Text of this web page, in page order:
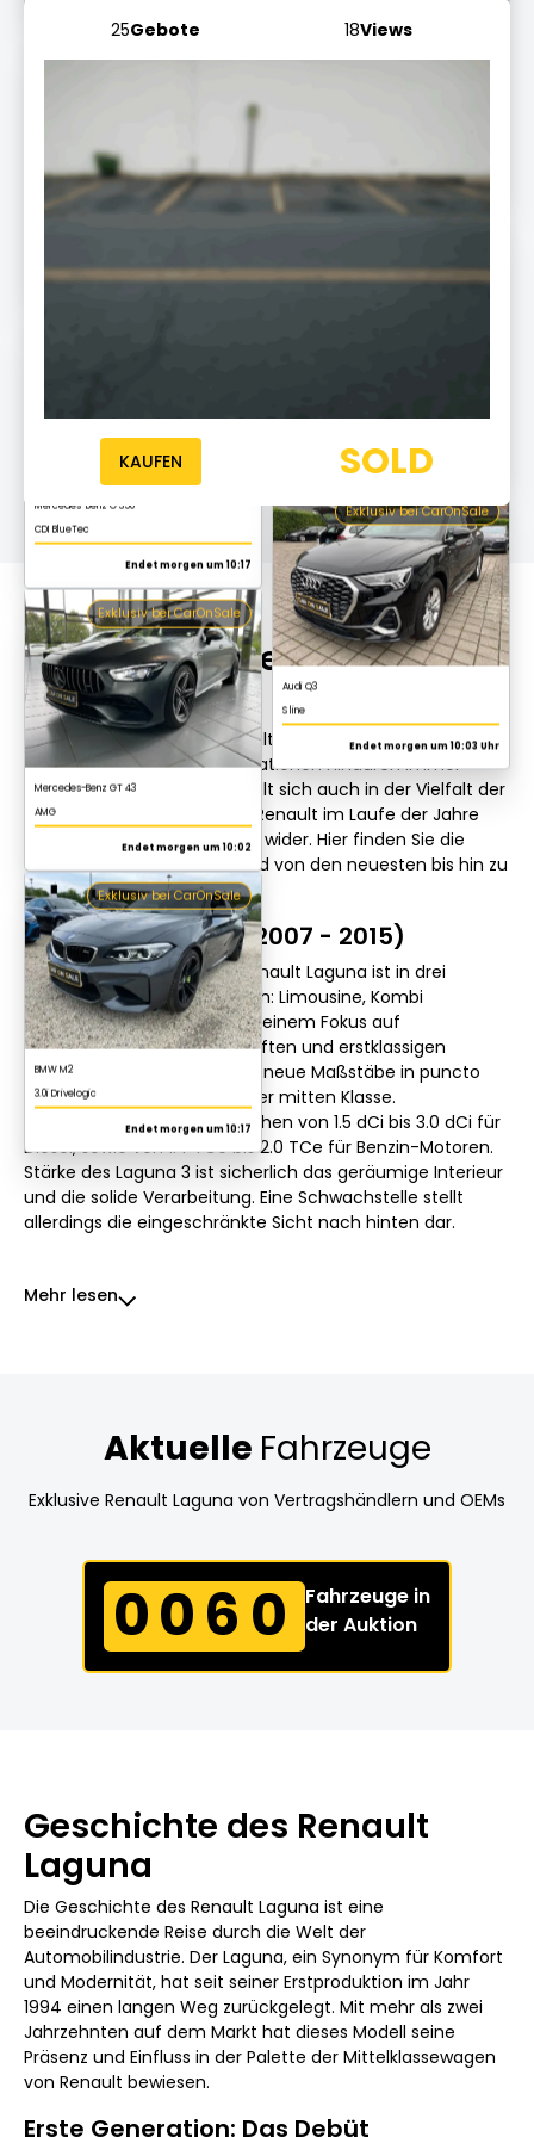
Endet morgen um 10:17
Exklusiv bei CarOnSale
Mercedes-Benz GT 43
AMG
Endet morgen um 10:02
BMW M2
3.0i Drivelogic
Endet morgen um 10:17
Endet morgen um 10:03 Uhr
Audi Q3
S line
Endet morgen um 10:03 Uhr
25Gebote 18Views
KAUFEN SOLD
Alle Modelle des Renault
Laguna
In der Geschichte des Renault Laguna hat dieser sich
durch mehrere Modellgenerationen hindurch immer
weiterentwickelt. Dies spiegelt sich auch in der Vielfalt der
verschiedenen Modelle, die Renault im Laufe der Jahre
auf den Markt gebracht hat, wider. Hier finden Sie die
wichtigsten Modelle, startend von den neuesten bis hin zu
den alten Modellen.
Renault Laguna 3 (2007 - 2015)
Die Generation three des Renault Laguna ist in drei
Karosserievarianten erhältlich: Limousine, Kombi
(Grandtour) und Coupé. Mit einem Fokus auf
verbesserten Fahreigenschaften und erstklassigen
Komfort, setzt dieses Modell neue Maßstäbe in puncto
Qualität und Robustheit in der mitten Klasse.
Motorisierungsvarianten reichen von 1.5 dCi bis 3.0 dCi für
Diesel, sowie von 1.4 TCe bis 2.0 TCe für Benzin-Motoren.
Stärke des Laguna 3 ist sicherlich das geräumige Interieur
und die solide Verarbeitung. Eine Schwachstelle stellt
allerdings die eingeschränkte Sicht nach hinten dar.
Mehr lesen
Aktuelle Fahrzeuge
Exklusive Renault Laguna von Vertragshändlern und OEMs
0060
Fahrzeuge in
der Auktion
Geschichte des Renault
Laguna
Die Geschichte des Renault Laguna ist eine
beeindruckende Reise durch die Welt der
Automobilindustrie. Der Laguna, ein Synonym für Komfort
und Modernität, hat seit seiner Erstproduktion im Jahr
1994 einen langen Weg zurückgelegt. Mit mehr als zwei
Jahrzehnten auf dem Markt hat dieses Modell seine
Präsenz und Einfluss in der Palette der Mittelklassewagen
von Renault bewiesen.
Erste Generation: Das Debüt